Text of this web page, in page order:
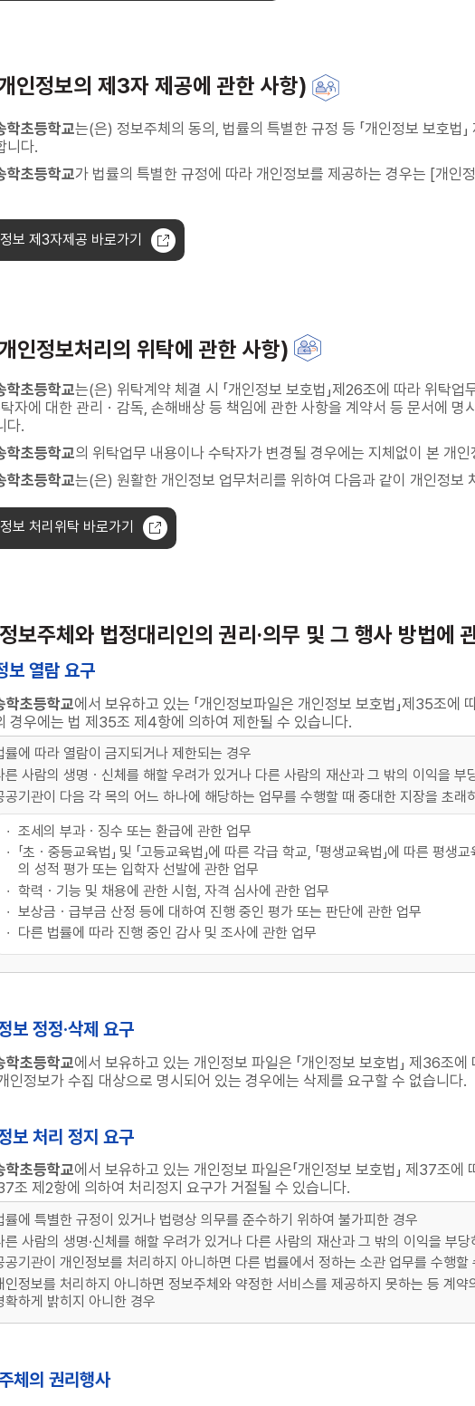
인정보의 제3자 제공에 관한 사항)
학초등학교는(은) 정보주체의 동의, 법률의 특별한 규정 등 「개인정보 보호
니다.
학초등학교가 법률의 특별한 규정에 따라 개인정보를 제공하는 경우는 [개
보 제3자제공 바로가기
인정보처리의 위탁에 관한 사항)
학초등학교는(은) 위탁계약 체결 시 「개인정보 보호법」제26조에 따라 위탁
자에 대한 관리ㆍ감독, 손해배상 등 책임에 관한 사항을 계약서 등 문서에
다.
학초등학교의 위탁업무 내용이나 수탁자가 변경될 경우에는 지체없이 본 개
학초등학교는(은) 원활한 개인정보 업무처리를 위하여 다음과 같이 개인정보
보 처리위탁 바로가기
보주체와 법정대리인의 권리·의무 및 그 행사 방법에
보 열람 요구
학초등학교에서 보유하고 있는 「개인정보파일은 개인정보 보호법」제35조
경우에는 법 제35조 제4항에 의하여 제한될 수 있습니다.
률에 따라 열람이 금지되거나 제한되는 경우
른 사람의 생명ㆍ신체를 해할 우려가 있거나 다른 사람의 재산과 그 밖의 이익을 부
공기관이 다음 각 목의 어느 하나에 해당하는 업무를 수행할 때 중대한 지장을 초래
조세의 부과ㆍ징수 또는 환급에 관한 업무
「초ㆍ중등교육법」 및 「고등교육법」에 따른 각급 학교, 「평생교육법」에 따른
의 성적 평가 또는 입학자 선발에 관한 업무
학력ㆍ기능 및 채용에 관한 시험, 자격 심사에 관한 업무
보상금ㆍ급부금 산정 등에 대하여 진행 중인 평가 또는 판단에 관한 업무
다른 법률에 따라 진행 중인 감사 및 조사에 관한 업무
보 정정·삭제 요구
학초등학교에서 보유하고 있는 개인정보 파일은 「개인정보 보호법」 제36조
인정보가 수집 대상으로 명시되어 있는 경우에는 삭제를 요구할 수 없습니다.
보 처리 정지 요구
학초등학교에서 보유하고 있는 개인정보 파일은「개인정보 보호법」 제37조
조 제2항에 의하여 처리정지 요구가 거절될 수 있습니다.
률에 특별한 규정이 있거나 법령상 의무를 준수하기 위하여 불가피한 경우
른 사람의 생명·신체를 해할 우려가 있거나 다른 사람의 재산과 그 밖의 이익을 부
공기관이 개인정보를 처리하지 아니하면 다른 법률에서 정하는 소관 업무를 수행할
인정보를 처리하지 아니하면 정보주체와 약정한 서비스를 제공하지 못하는 등 계
확하게 밝히지 아니한 경우
체의 권리행사